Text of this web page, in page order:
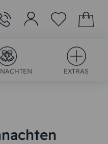
EXTRAS